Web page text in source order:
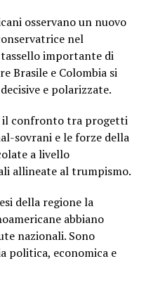
osservano un nuovo
nel
importante di
Brasile e Colombia si
e polarizzate.
il confronto tra progetti
sovrani e le forze della
a livello
allineate al trumpismo.
della regione la
abbiano
nazionali. Sono
politica, economica e